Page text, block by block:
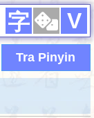
字 V
Tra Pinyin